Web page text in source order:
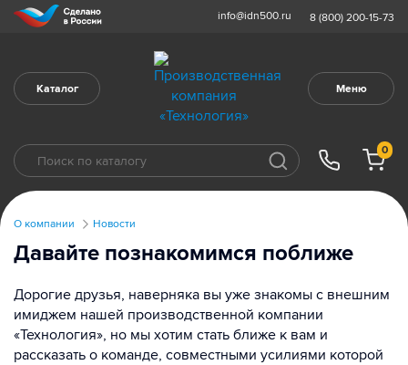
info@idn500.ru 8 (800) 200-15-73
Каталог Меню
0
О компании Новости
Давайте познакомимся поближе
Дорогие друзья, наверняка вы уже знакомы с внешним
имиджем нашей производственной компании
«Технология», но мы хотим стать ближе к вам и
рассказать о команде, совместными усилиями которой